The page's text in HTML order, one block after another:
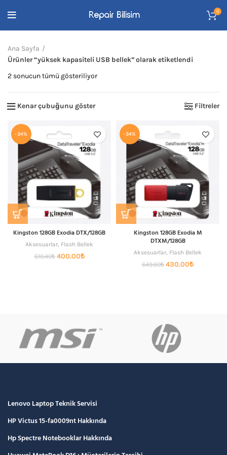
0
Ana Sayfa
Ürünler “yüksek kapasiteli USB bellek” olarak etiketlendi
2 sonucun tümü gösteriliyorEn
Kenar çubuğunu göster Filtreler
-34%
Kingston 128GB Exodia DTX/128GB
Aksesuarlar, Flash Bellek
610.40₺ Orijinal
400.00₺Şu
-34%
Kingston 128GB Exodia M
DTXM/128GB
Aksesuarlar, Flash Bellek
649.60₺ Orijinal
430.00₺Şu
Lenovo Laptop Teknik Servisi
HP Victus 15-fa0009nt Hakkında
Hp Spectre Notebooklar Hakkında